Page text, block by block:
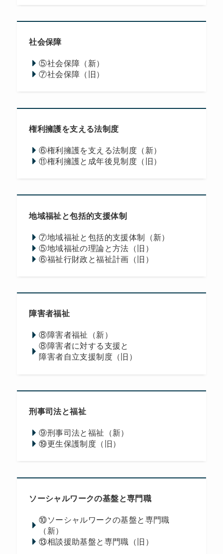
社会保障
⑤社会保障（新）
⑦社会保障（旧）
権利擁護を支える法制度
⑥権利擁護を支える法制度（新）
⑪権利擁護と成年後見制度（旧）
地域福祉と包括的支援体制
⑦地域福祉と包括的支援体制（新）
⑤地域福祉の理論と方法（旧）
⑥福祉行財政と福祉計画（旧）
障害者福祉
⑧障害者福祉（新）
⑧障害者に対する支援と
障害者自立支援制度（旧）
刑事司法と福祉
⑨刑事司法と福祉（新）
⑲更生保護制度（旧）
ソーシャルワークの基盤と専門職
⑩ソーシャルワークの基盤と専門職
（新）
⑬相談援助基盤と専門職（旧）